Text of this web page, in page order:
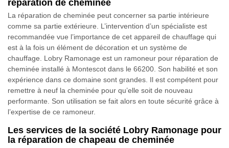
réparation de cheminée
La réparation de cheminée peut concerner sa partie intérieure
comme sa partie extérieure. L’intervention d’un spécialiste est
recommandée vue l’importance de cet appareil de chauffage qui
est à la fois un élément de décoration et un système de
chauffage. Lobry Ramonage est un ramoneur pour réparation de
cheminée installé à Montescot dans le 66200. Son habilité et son
expérience dans ce domaine sont grandes. Il est compétent pour
remettre à neuf la cheminée pour qu’elle soit de nouveau
performante. Son utilisation se fait alors en toute sécurité grâce à
l’expertise de ce ramoneur.
Les services de la société Lobry Ramonage pour
la réparation de chapeau de cheminée